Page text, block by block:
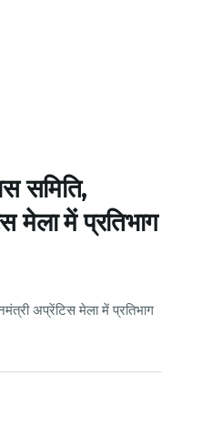
समिति,
मेला में प्रतिभाग
अप्रेंटिस मेला में प्रतिभाग